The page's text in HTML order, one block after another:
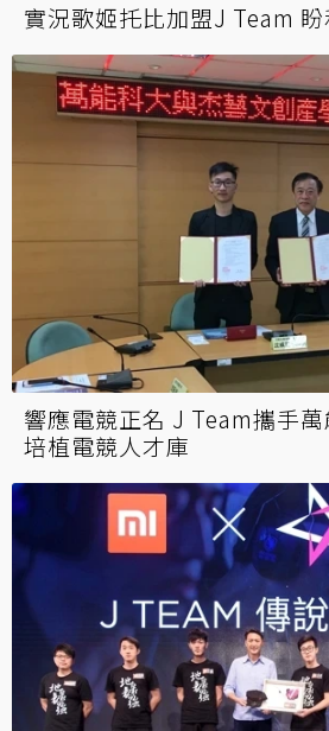
實況歌姬托比加盟J Team
響應電競正名 J Team攜手萬能科大向下扎根
培植電競人才庫